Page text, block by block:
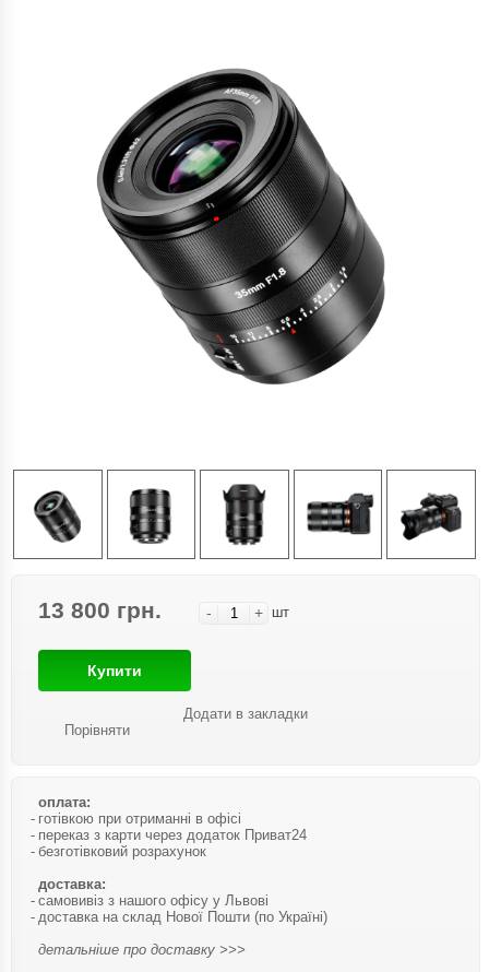
13 800 грн. - + шт
Купити
Порівняти
Додати в закладки
оплата:
готівкою при отриманні в офісі
переказ з карти через додаток Приват24
безготівковий розрахунок
доставка:
самовивіз з нашого офісу у Львові
доставка на склад Нової Пошти (по Україні)
детальніше про доставку >>>